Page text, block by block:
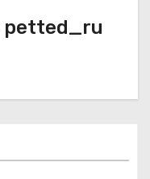
petted_ru